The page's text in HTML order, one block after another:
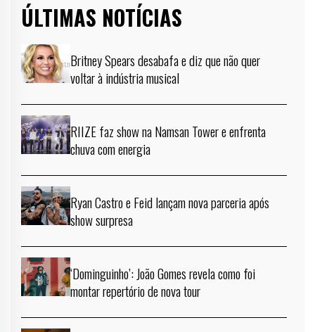
ÚLTIMAS NOTÍCIAS
Britney Spears desabafa e diz que não quer
voltar à indústria musical
RIIZE faz show na Namsan Tower e enfrenta
chuva com energia
Ryan Castro e Feid lançam nova parceria após
show surpresa
‘Dominguinho’: João Gomes revela como foi
montar repertório de nova tour